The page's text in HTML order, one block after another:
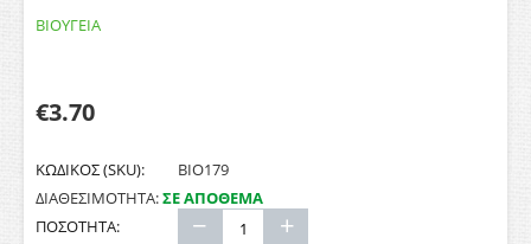
ΒΙΟΥΓΕΙΑ
€3.70
ΚΩΔΙΚΟΣ (SKU):
ΒΙΟ179
ΔΙΑΘΕΣΙΜΟΤΗΤΑ:ΣΕ ΑΠΟΘΕΜΑ
ΠΟΣΟΤΗΤΑ:
+
−